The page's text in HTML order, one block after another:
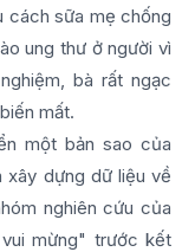
cách sữa mẹ chống
ung thư ở người vì
bà rất ngạc
mất.
một bản sao của
xây dựng dữ liệu về
nghiên cứu của
mừng" trước kết